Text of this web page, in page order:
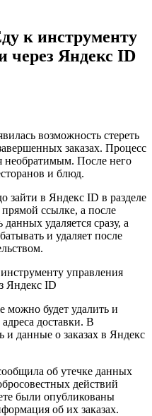
к инструменту
через Яндекс ID
возможность стереть
заказах. Процесс
необратимым. После него
и блюд.
зайти в Яндекс ID в разделе
ссылке, а после
удаляется сразу, а
и удаляет после
будет удалить и
доставки. В
и данные о заказах в Яндекс
об утечке данных
действий
были опубликованы
об их заказах.